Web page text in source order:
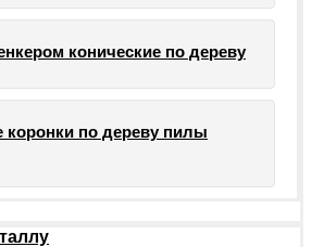
конические по дереву
коронки по дереву пилы